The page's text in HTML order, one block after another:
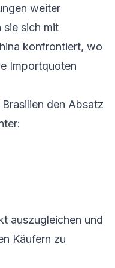
weiter
sie sich mit
konfrontiert, wo
Importquoten
den Absatz
auszugleichen und
Käufern zu